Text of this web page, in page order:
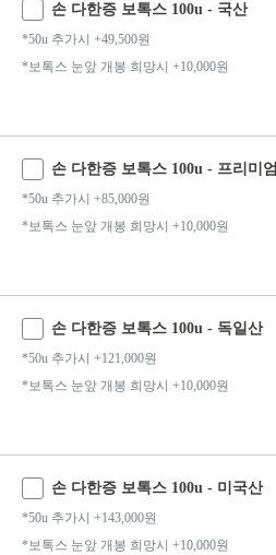
손 다한증 보톡스 100u - 국산
*50u 추가시 +49,500원
*보톡스 눈앞 개봉 희망시 +10,000원
손 다한증 보톡스 100u - 프리미엄
*50u 추가시 +85,000원
*보톡스 눈앞 개봉 희망시 +10,000원
손 다한증 보톡스 100u - 독일산
*50u 추가시 +121,000원
*보톡스 눈앞 개봉 희망시 +10,000원
손 다한증 보톡스 100u - 미국산
*50u 추가시 +143,000원
*보톡스 눈앞 개봉 희망시 +10,000원